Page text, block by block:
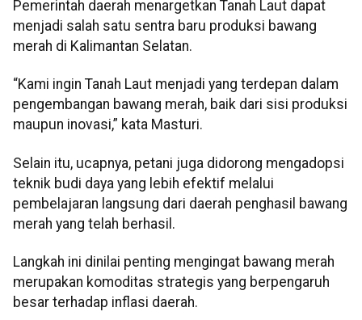
Pemerintah daerah menargetkan Tanah Laut dapat
menjadi salah satu sentra baru produksi bawang
merah di Kalimantan Selatan.
“Kami ingin Tanah Laut menjadi yang terdepan dalam
pengembangan bawang merah, baik dari sisi produksi
maupun inovasi,” kata Masturi.
Selain itu, ucapnya, petani juga didorong mengadopsi
teknik budi daya yang lebih efektif melalui
pembelajaran langsung dari daerah penghasil bawang
merah yang telah berhasil.
Langkah ini dinilai penting mengingat bawang merah
merupakan komoditas strategis yang berpengaruh
besar terhadap inflasi daerah.